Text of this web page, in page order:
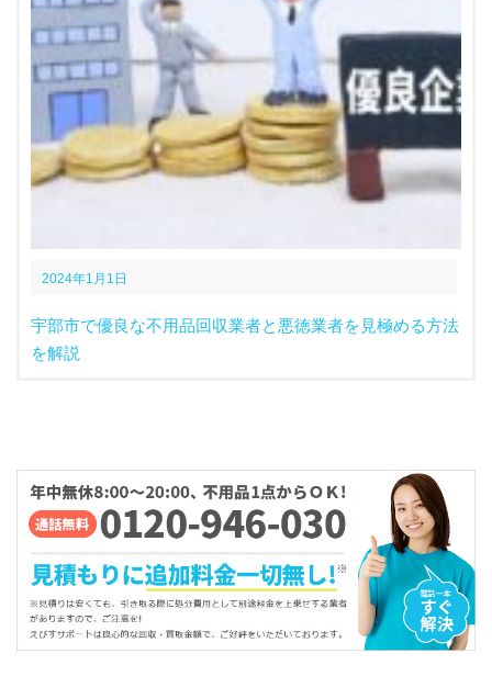
2024年1月1日
宇部市で優良な不用品回収業者と悪徳業者を見極める方法
を解説